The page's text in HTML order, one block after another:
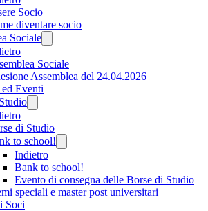
Socio
diventare socio
Sociale
Sociale
Assemblea del 24.04.2026
Eventi
di Studio
to school!
Indietro
Bank to school!
Evento di consegna delle Borse di Studio
speciali e master post universitari
Soci